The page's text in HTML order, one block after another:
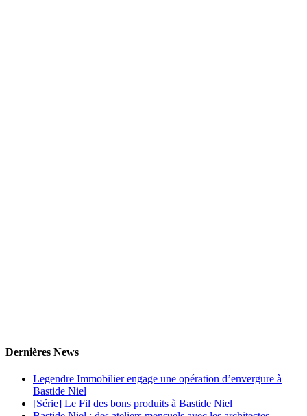
Dernières News
Legendre Immobilier engage une opération d’envergure à
Bastide Niel
[Série] Le Fil des bons produits à Bastide Niel